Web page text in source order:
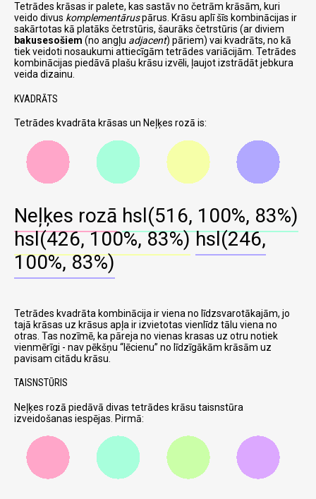
Tetrādes krāsas ir palete, kas sastāv no četrām krāsām, kuri
veido divus komplementāruspārus. Krāsu aplī šīs kombinācijas ir
sakārtotas kā platāks četrstūris, šaurāks četrstūris (ar diviem
bakusesošiem (no angļu adjacent) pāriem) vai kvadrāts, no kā
tiek veidoti nosaukumi attiecīgām tetrādes variācijām. Tetrādes
kombinācijas piedāvā plašu krāsu izvēli, ļaujot izstrādāt jebkura
veida dizainu.
KVADRĀTS
Tetrādes kvadrāta krāsas un Neļķes rozā is:
Neļķes rozā hsl(516, 100%, 83%)
hsl(426, 100%, 83%) hsl(246,
100%, 83%)
Tetrādes kvadrāta kombinācija ir viena no līdzsvarotākajām, jo
tajā krāsas uz krāsus apļa ir izvietotas vienlīdz tālu viena no
otras. Tas nozīmē, ka pāreja no vienas krasas uz otru notiek
vienmērīgi - nav pēkšņu
lēcienu no līdzīgākām krāsām uz
pavisam citādu krāsu.
TAISNSTŪRIS
Neļķes rozā piedāvā divas tetrādes krāsu taisnstūra
izveidošanas iespējas. Pirmā: